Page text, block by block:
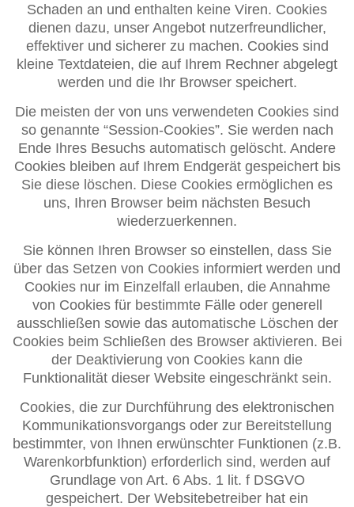
Schaden an und enthalten keine Viren. Cookies
dienen dazu, unser Angebot nutzerfreundlicher,
effektiver und sicherer zu machen. Cookies sind
kleine Textdateien, die auf Ihrem Rechner abgelegt
werden und die Ihr Browser speichert.
Die meisten der von uns verwendeten Cookies sind
so genannte “Session-Cookies”. Sie werden nach
Ende Ihres Besuchs automatisch gelöscht. Andere
Cookies bleiben auf Ihrem Endgerät gespeichert bis
Sie diese löschen. Diese Cookies ermöglichen es
uns, Ihren Browser beim nächsten Besuch
wiederzuerkennen.
Sie können Ihren Browser so einstellen, dass Sie
über das Setzen von Cookies informiert werden und
Cookies nur im Einzelfall erlauben, die Annahme
von Cookies für bestimmte Fälle oder generell
ausschließen sowie das automatische Löschen der
Cookies beim Schließen des Browser aktivieren. Bei
der Deaktivierung von Cookies kann die
Funktionalität dieser Website eingeschränkt sein.
Cookies, die zur Durchführung des elektronischen
Kommunikationsvorgangs oder zur Bereitstellung
bestimmter, von Ihnen erwünschter Funktionen (z.B.
Warenkorbfunktion) erforderlich sind, werden auf
Grundlage von Art. 6 Abs. 1 lit. f DSGVO
gespeichert. Der Websitebetreiber hat ein